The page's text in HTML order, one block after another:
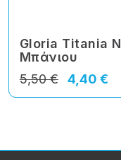
Gloria Titania
Μπάνιου
4,40 €
5,50 €